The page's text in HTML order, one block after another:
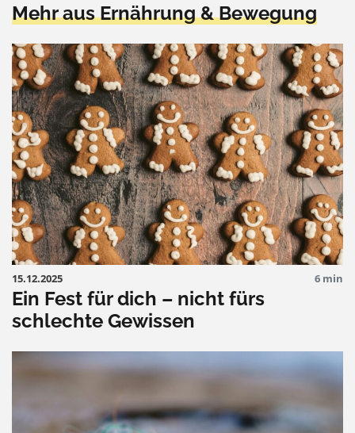
Mehr aus Ernährung & Bewegung
15.12.2025 6 min
Ein Fest für dich – nicht fürs
schlechte Gewissen